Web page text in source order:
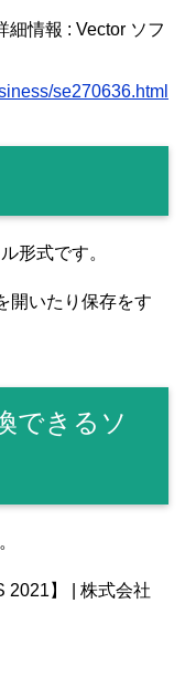
情報 : Vector ソフ
se270636.html
形式です。
開いたり保存をす
できるソ
2021】 | 株式会社